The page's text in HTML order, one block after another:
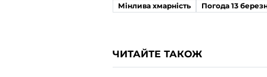
Мінлива хмарність
Погода 13
ЧИТАЙТЕ ТАКОЖ